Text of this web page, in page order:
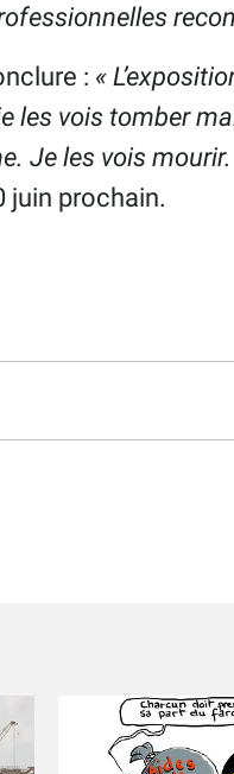
: «
les vois tomber
Je les vois
juin prochain.